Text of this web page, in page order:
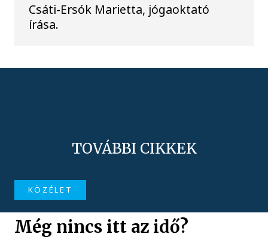
Csáti-Ersók Marietta, jógaoktató
írása.
TOVÁBBI CIKKEK
KÖZÉLET
Még nincs itt az idő?